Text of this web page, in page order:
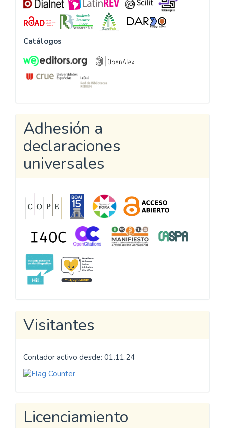
Catálogos
Adhesión a
declaraciones
universales
Visitantes
Contador activo desde: 01.11.24
Licenciamiento